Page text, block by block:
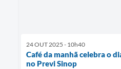
24 OUT 2025 - 10h40
Café da manhã celebra o
no Previ Sinop